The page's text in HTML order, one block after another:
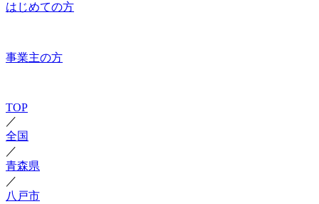
はじめての方
事業主の方
TOP
／
全国
／
青森県
／
八戸市